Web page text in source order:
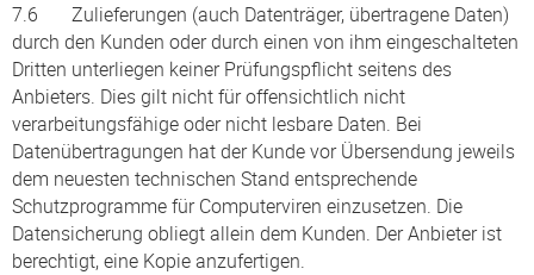
7.6 Zulieferungen (auch Datenträger, übertragene Daten)
durch den Kunden oder durch einen von ihm eingeschalteten
Dritten unterliegen keiner Prüfungspflicht seitens des
Anbieters. Dies gilt nicht für offensichtlich nicht
verarbeitungsfähige oder nicht lesbare Daten. Bei
Datenübertragungen hat der Kunde vor Übersendung jeweils
dem neuesten technischen Stand entsprechende
Schutzprogramme für Computerviren einzusetzen. Die
Datensicherung obliegt allein dem Kunden. Der Anbieter ist
berechtigt, eine Kopie anzufertigen.